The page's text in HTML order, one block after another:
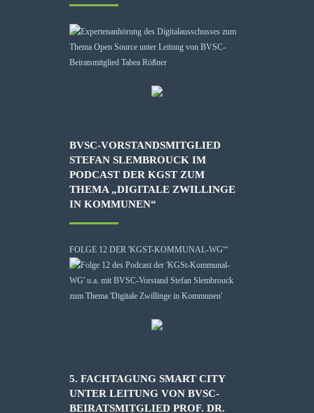
BVSC-VORSTANDSMITGLIED
STEFAN SLEMBROUCK IM
PODCAST DER KGST ZUM
THEMA „DIGITALE ZWILLINGE
IN KOMMUNEN“
FOLGE 12 DER 'KGST-KOMMUNAL-WG'“
5. FACHTAGUNG SMART CITY
UNTER LEITUNG VON BVSC-
BEIRATSMITGLIED PROF. DR.